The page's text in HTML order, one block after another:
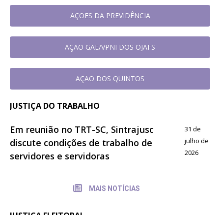
AÇOES DA PREVIDÊNCIA
AÇAO GAE/VPNI DOS OJAFS
AÇÃO DOS QUINTOS
JUSTIÇA DO TRABALHO
Em reunião no TRT-SC, Sintrajusc
discute condições de trabalho de
servidores e servidoras
31 de
julho de
2026
MAIS NOTÍCIAS